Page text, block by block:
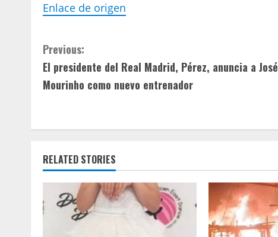
Enlace de origen
C
o
t
i
n
u
Previous:
El presidente del Real Madrid, Pérez, anuncia a José
Mourinho como nuevo entrenador
RELATED STORIES